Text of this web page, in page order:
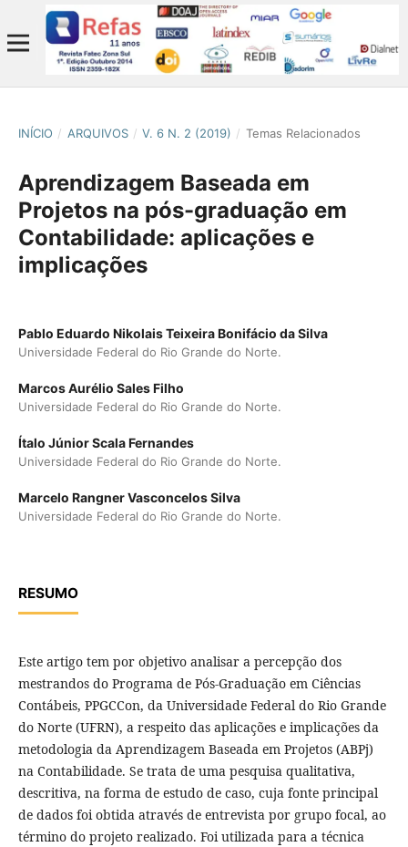
INÍCIO / ARQUIVOS / V. 6 N. 2 (2019) / Temas Relacionados
Aprendizagem Baseada em
Projetos na pós-graduação em
Contabilidade: aplicações e
implicações
Pablo Eduardo Nikolais Teixeira Bonifácio da Silva
Universidade Federal do Rio Grande do Norte.
Marcos Aurélio Sales Filho
Universidade Federal do Rio Grande do Norte.
Ítalo Júnior Scala Fernandes
Universidade Federal do Rio Grande do Norte.
Marcelo Rangner Vasconcelos Silva
Universidade Federal do Rio Grande do Norte.
RESUMO
Este artigo tem por objetivo analisar a percepção dos
mestrandos do Programa de Pós-Graduação em Ciências
Contábeis, PPGCCon, da Universidade Federal do Rio Grande
do Norte (UFRN), a respeito das aplicações e implicações da
metodologia da Aprendizagem Baseada em Projetos (ABPj)
na Contabilidade. Se trata de uma pesquisa qualitativa,
descritiva, na forma de estudo de caso, cuja fonte principal
de dados foi obtida através de entrevista por grupo focal, ao
término do projeto realizado. Foi utilizada para a técnica